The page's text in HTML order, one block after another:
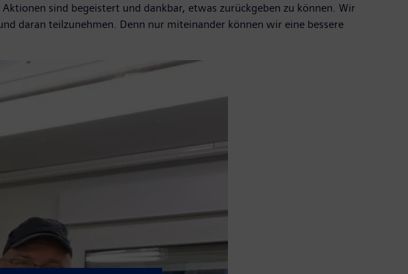
sind begeistert und dankbar, etwas zurückgeben zu können. Wir
daran teilzunehmen. Denn nur miteinander können wir eine bessere